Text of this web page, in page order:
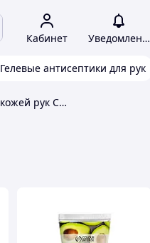
Кабинет Уведомления
Гелевые антисептики для рук
Средства по уходу за кожей рук Colour Intense